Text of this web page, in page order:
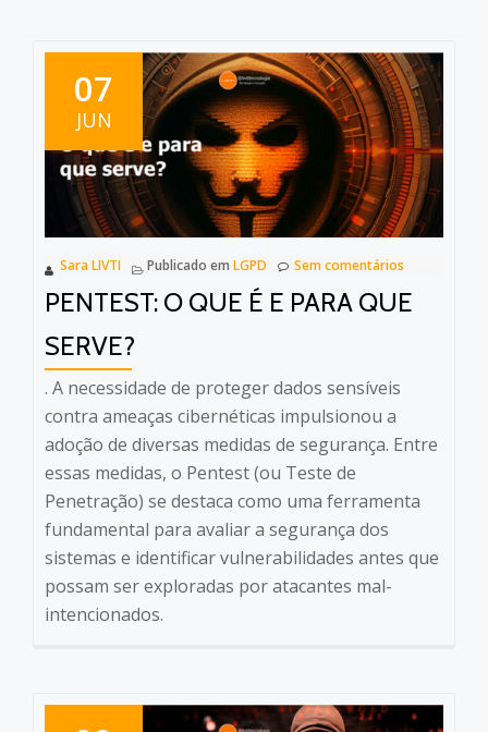
07
JUN
Sara LIVTI Publicado em LGPD Sem comentários
PENTEST: O QUE É E PARA QUE
SERVE?
. A necessidade de proteger dados sensíveis
contra ameaças cibernéticas impulsionou a
adoção de diversas medidas de segurança. Entre
essas medidas, o Pentest (ou Teste de
Penetração) se destaca como uma ferramenta
fundamental para avaliar a segurança dos
sistemas e identificar vulnerabilidades antes que
possam ser exploradas por atacantes mal-
intencionados.